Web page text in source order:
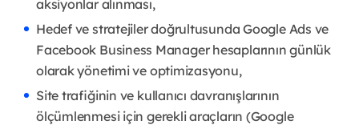
aksiyonlar alınması,
Hedef ve stratejiler doğrultusunda Google Ads ve
Facebook Business Manager hesaplarının günlük
olarak yönetimi ve optimizasyonu,
Site trafiğinin ve kullanıcı davranışlarının
ölçümlenmesi için gerekli araçların (Google